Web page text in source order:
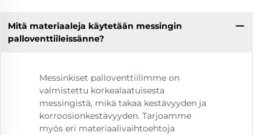
Mitä materiaaleja käytetään messingin
palloventtiileissänne?
Messinkiset palloventtiilimme on
valmistettu korkealaatuisesta
messingistä, mikä takaa kestävyyden ja
korroosionkestävyyden. Tarjoamme
myös eri materiaalivaihtoehtoja